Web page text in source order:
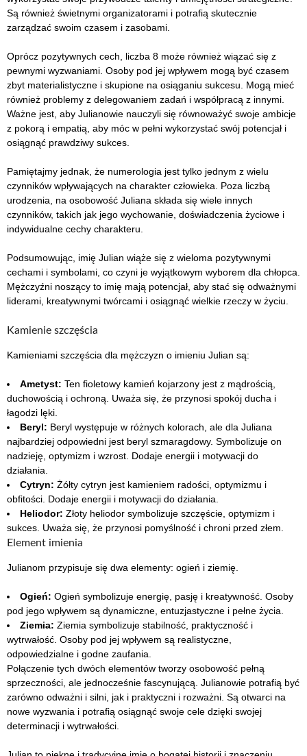
Są również świetnymi organizatorami i potrafią skutecznie
zarządzać swoim czasem i zasobami.
Oprócz pozytywnych cech, liczba 8 może również wiązać się z
pewnymi wyzwaniami. Osoby pod jej wpływem mogą być czasem
zbyt materialistyczne i skupione na osiąganiu sukcesu. Mogą mieć
również problemy z delegowaniem zadań i współpracą z innymi.
Ważne jest, aby Julianowie nauczyli się równoważyć swoje ambicje
z pokorą i empatią, aby móc w pełni wykorzystać swój potencjał i
osiągnąć prawdziwy sukces.
Pamiętajmy jednak, że numerologia jest tylko jednym z wielu
czynników wpływających na charakter człowieka. Poza liczbą
urodzenia, na osobowość Juliana składa się wiele innych
czynników, takich jak jego wychowanie, doświadczenia życiowe i
indywidualne cechy charakteru.
Podsumowując, imię Julian wiąże się z wieloma pozytywnymi
cechami i symbolami, co czyni je wyjątkowym wyborem dla chłopca.
Mężczyźni noszący to imię mają potencjał, aby stać się odważnymi
liderami, kreatywnymi twórcami i osiągnąć wielkie rzeczy w życiu.
Kamienie szczęścia
Kamieniami szczęścia dla mężczyzn o imieniu Julian są:
Ametyst: Ten fioletowy kamień kojarzony jest z mądrością,
duchowością i ochroną. Uważa się, że przynosi spokój ducha i
łagodzi lęki.
Beryl: Beryl występuje w różnych kolorach, ale dla Juliana
najbardziej odpowiedni jest beryl szmaragdowy. Symbolizuje on
nadzieję, optymizm i wzrost. Dodaje energii i motywacji do
działania.
Cytryn: Żółty cytryn jest kamieniem radości, optymizmu i
obfitości. Dodaje energii i motywacji do działania.
Heliodor: Złoty heliodor symbolizuje szczęście, optymizm i
sukces. Uważa się, że przynosi pomyślność i chroni przed złem.
Element imienia
Julianom przypisuje się dwa elementy: ogień i ziemię.
Ogień: Ogień symbolizuje energię, pasję i kreatywność. Osoby
pod jego wpływem są dynamiczne, entuzjastyczne i pełne życia.
Ziemia: Ziemia symbolizuje stabilność, praktyczność i
wytrwałość. Osoby pod jej wpływem są realistyczne,
odpowiedzialne i godne zaufania.
Połączenie tych dwóch elementów tworzy osobowość pełną
sprzeczności, ale jednocześnie fascynującą. Julianowie potrafią być
zarówno odważni i silni, jak i praktyczni i rozważni. Są otwarci na
nowe wyzwania i potrafią osiągnąć swoje cele dzięki swojej
determinacji i wytrwałości.